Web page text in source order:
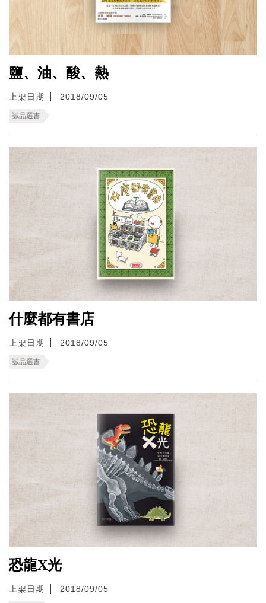
鹽、油、酸、熱
上架日期 2018/09/05
誠品選書
什麼都有書店
上架日期 2018/09/05
誠品選書
恐龍X光
上架日期 2018/09/05